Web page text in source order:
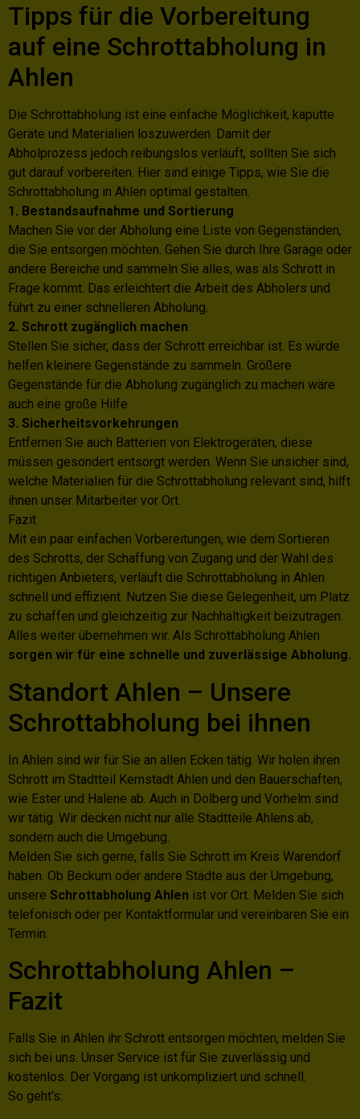
Tipps für die Vorbereitung
auf eine Schrottabholung in
Ahlen
Die Schrottabholung ist eine einfache Möglichkeit, kaputte
Geräte und Materialien loszuwerden. Damit der
Abholprozess jedoch reibungslos verläuft, sollten Sie sich
gut darauf vorbereiten. Hier sind einige Tipps, wie Sie die
Schrottabholung in Ahlen optimal gestalten.
1. Bestandsaufnahme und Sortierung
Machen Sie vor der Abholung eine Liste von Gegenständen,
die Sie entsorgen möchten. Gehen Sie durch Ihre Garage oder
andere Bereiche und sammeln Sie alles, was als Schrott in
Frage kommt. Das erleichtert die Arbeit des Abholers und
führt zu einer schnelleren Abholung.
2. Schrott zugänglich machen
Stellen Sie sicher, dass der Schrott erreichbar ist. Es würde
helfen kleinere Gegenstände zu sammeln. Größere
Gegenstände für die Abholung zugänglich zu machen wäre
auch eine große Hilfe.
3. Sicherheitsvorkehrungen
Entfernen Sie auch Batterien von Elektrogeräten, diese
müssen gesondert entsorgt werden. Wenn Sie unsicher sind,
welche Materialien für die Schrottabholung relevant sind, hilft
ihnen unser Mitarbeiter vor Ort.
Fazit
Mit ein paar einfachen Vorbereitungen, wie dem Sortieren
des Schrotts, der Schaffung von Zugang und der Wahl des
richtigen Anbieters, verläuft die Schrottabholung in Ahlen
schnell und effizient. Nutzen Sie diese Gelegenheit, um Platz
zu schaffen und gleichzeitig zur Nachhaltigkeit beizutragen.
Alles weiter übernehmen wir. Als Schrottabholung Ahlen
sorgen wir für eine schnelle und zuverlässige Abholung.
Standort Ahlen – Unsere
Schrottabholung bei ihnen
In Ahlen sind wir für Sie an allen Ecken tätig. Wir holen ihren
Schrott im Stadtteil Kernstadt Ahlen und den Bauerschaften,
wie Ester und Halene ab. Auch in Dolberg und Vorhelm sind
wir tätig. Wir decken nicht nur alle Stadtteile Ahlens ab,
sondern auch die Umgebung.
Melden Sie sich gerne, falls Sie Schrott im Kreis Warendorf
haben. Ob Beckum oder andere Städte aus der Umgebung,
unsere Schrottabholung Ahlen ist vor Ort. Melden Sie sich
telefonisch oder per Kontaktformular und vereinbaren Sie ein
Termin.
Schrottabholung Ahlen –
Fazit
Falls Sie in Ahlen ihr Schrott entsorgen möchten, melden Sie
sich bei uns. Unser Service ist für Sie zuverlässig und
kostenlos. Der Vorgang ist unkompliziert und schnell.
So geht’s: